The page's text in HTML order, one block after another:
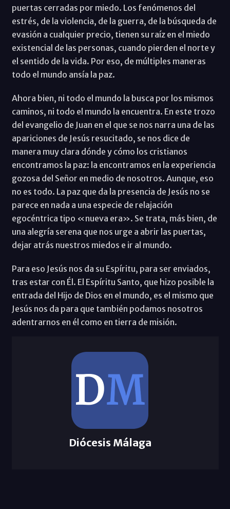
puertas cerradas por miedo. Los fenómenos del
estrés, de la violencia, de la guerra, de la búsqueda de
evasión a cualquier precio, tienen su raíz en el miedo
existencial de las personas, cuando pierden el norte y
el sentido de la vida. Por eso, de múltiples maneras
todo el mundo ansía la paz.
Ahora bien, ni todo el mundo la busca por los mismos
caminos, ni todo el mundo la encuentra. En este trozo
del evangelio de Juan en el que se nos narra una de las
apariciones de Jesús resucitado, se nos dice de
manera muy clara dónde y cómo los cristianos
encontramos la paz: la encontramos en la experiencia
gozosa del Señor en medio de nosotros. Aunque, eso
no es todo. La paz que da la presencia de Jesús no se
parece en nada a una especie de relajación
egocéntrica tipo «nueva era». Se trata, más bien, de
una alegría serena que nos urge a abrir las puertas,
dejar atrás nuestros miedos e ir al mundo.
Para eso Jesús nos da su Espíritu, para ser enviados,
tras estar con Él. El Espíritu Santo, que hizo posible la
entrada del Hijo de Dios en el mundo, es el mismo que
Jesús nos da para que también podamos nosotros
adentrarnos en él como en tierra de misión.
Diócesis Málaga